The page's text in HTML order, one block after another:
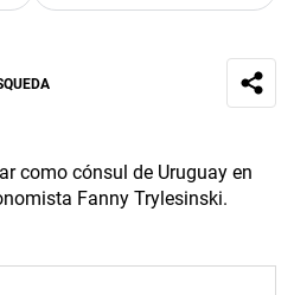
como cónsul de Uruguay en
Fanny Trylesinski.